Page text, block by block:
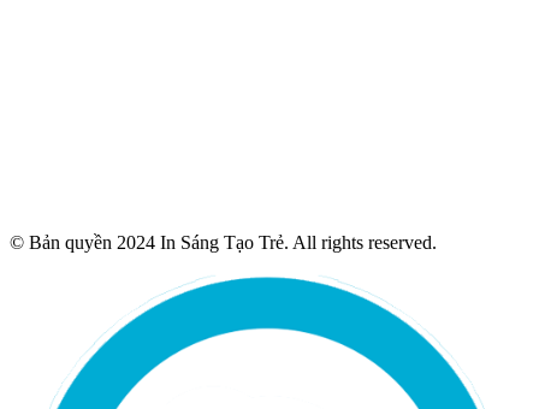
© Bản quyền 2024 In Sáng Tạo Trẻ. All rights reserved.